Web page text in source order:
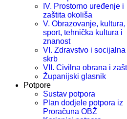
IV. Prostorno uređenje i
zaštita okoliša
V. Obrazovanje, kultura,
sport, tehnička kultura i
znanost
VI. Zdravstvo i socijalna
skrb
VII. Civilna obrana i
Županijski glasnik
Potpore
Sustav potpora
Plan dodjele potpora iz
Proračuna OBŽ